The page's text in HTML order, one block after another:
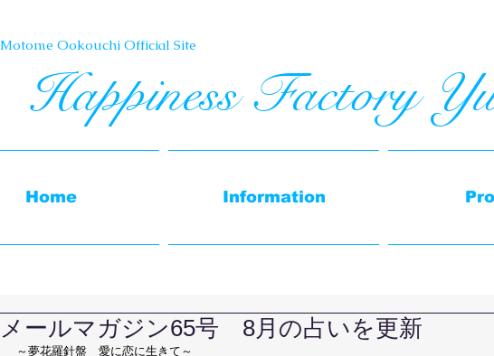
メールマガジン65号 8月の占いを更新
～夢花羅針盤　愛に恋に生きて～
Home Information
Motome Ookouchi Official Site​
Happiness Factory